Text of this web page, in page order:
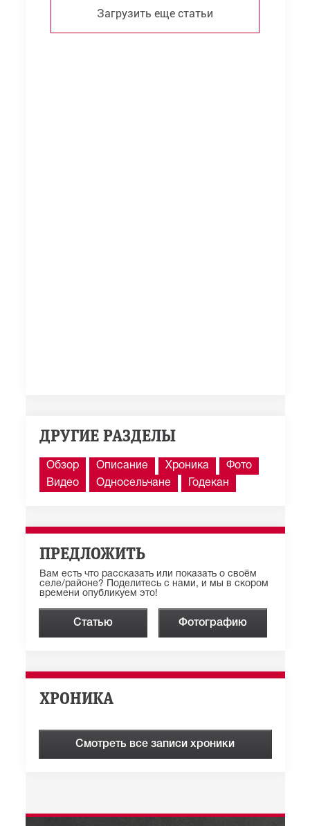
Загрузить еще статьи
ДРУГИЕ РАЗДЕЛЫ
Обзор Описание Хроника
Фото
Видео
Односельчане Годекан
ПРЕДЛОЖИТЬ
Вам есть что рассказать или показать о своём
селе/районе? Поделитесь с нами, и мы в скором
времени опубликуем это!
Статью Фотографию
ХРОНИКА
Смотреть все записи хроники